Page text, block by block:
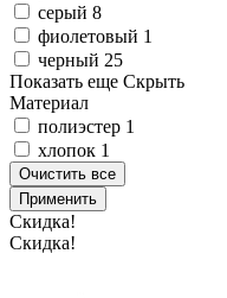
серый 8
фиолетовый 1
черный 25
Показать еще Скрыть
Материал
полиэстер 1
хлопок 1
Очистить все
Применить
Скидка!
Скидка!